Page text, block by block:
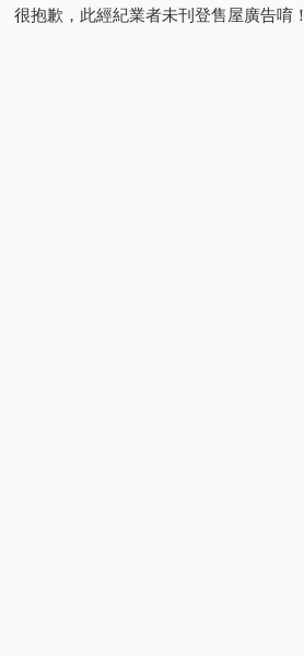
很抱歉，此經紀業者未刊登售屋廣告唷！